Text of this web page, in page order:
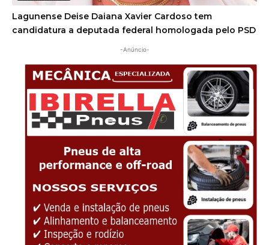
Lagunense Deise Daiana Xavier Cardoso tem
candidatura a deputada federal homologada pelo PSD
-Anúncio-